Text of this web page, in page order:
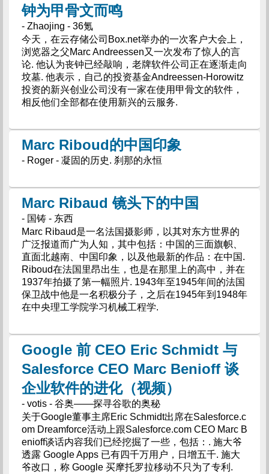
钟为甲骨文而鸣
- Zhaojing - 36氪
今天，在云存储公司Box.net举办的一次客户大会上，
浏览器之父Marc Andreessen又一次发布了惊人的言
论. 他认为丧钟已经敲响，老牌软件公司正在逐渐走向
坟墓. 他表示，自己的投资基金Andreessen-Horowitz
投资的新兴创业公司没有一家在使用甲骨文的软件，
相反他们全部都在使用新兴的云服务.
Marc Riboud的中国印象
- Roger - 凝固的历史. 刹那的永恒
Marc Ribaud 镜头下的中国
- 国铸 - 东西
Marc Ribaud是一名法国摄影师，以其对东方世界的
广泛报道而广为人知，其中包括：中国的三面旗帜、
直面北越南、中国印象，以及他最新的作品：在中国.
Riboud在法国里昂出生，也是在那里上的高中，并在
1937年拍摄了第一幅照片. 1943年至1945年间的法国
保卫战中他是一名积极分子，之后在1945年到1948年
在中央理工学院学习机械工程学.
Google 前 CEO Eric Schmidt 与
Salesforce CEO Marc Benioff 谈
企业软件的进化（视频）
- votis - 谷奥——探寻谷歌的奥秘
关于Google董事主席Eric Schmidt出席在Salesforce.c
om Dreamforce活动上跟Salesforce.com CEO Marc B
enioff谈话内容我们已经挖掘了一些，包括：. 施大爷
透露 Google Apps 已有四千万用户，日增五千. 施大
爷改口，称 Google 买摩托罗拉移动不只为了专利.